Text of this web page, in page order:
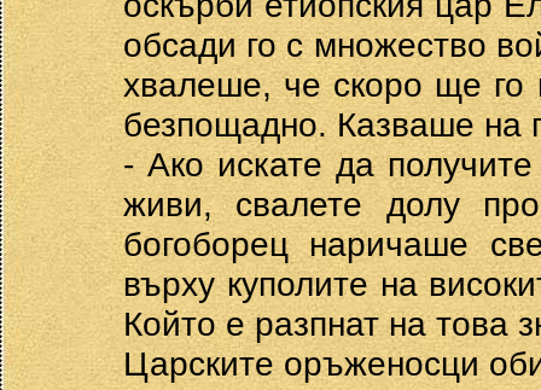
обсади го с множество
хвалеше, че скоро ще
безпощадно. Казваше на
- Ако искате да
живи, свалете долу
богоборец наричаше
върху куполите на
Който е разпнат на това
Царските оръженосци